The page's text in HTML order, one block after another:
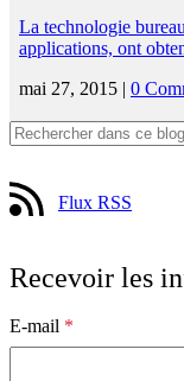
La technologie
applications, ont
mai 27, 2015 | 0
Flux RSS
Recevoir les
E-mail *